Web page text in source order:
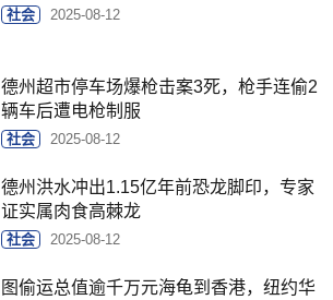
社会 2025-08-12
德州超市停车场爆枪击案3死，枪手连偷2
辆车后遭电枪制服
社会 2025-08-12
德州洪水冲出1.15亿年前恐龙脚印，专家
证实属肉食高棘龙
社会 2025-08-12
图偷运总值逾千万元海龟到香港，纽约华